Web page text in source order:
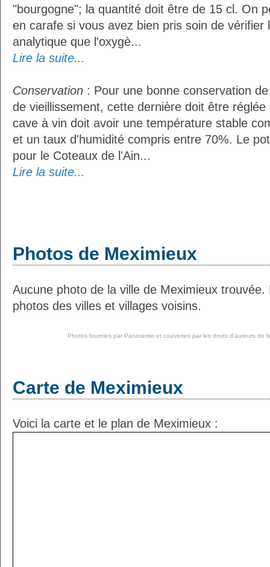
"bourgogne"; la quantité doit être de 15 cl. On
en carafe si vous avez bien pris soin de vérifier
analytique que l'oxygè...
Lire la suite...
Conservation : Pour une bonne conservation
de vieillissement, cette dernière doit être réglée
cave à vin doit avoir une température stable
et un taux d'humidité compris entre 70%. Le
pour le Coteaux de l'Ain...
Lire la suite...
Photos de Meximieux
Aucune photo de la ville de Meximieux
photos des villes et villages voisins.
Photos fournies par Panoramio et couvertes par les droits d'auteurs de
Carte de Meximieux
Voici la carte et le plan de Meximieux :